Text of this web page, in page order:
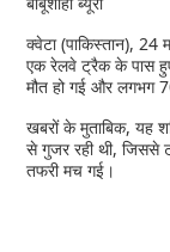
क्वेटा (पाकिस्तान), 24
एक रेलवे ट्रैक के पास
मौत हो गई और लगभग
खबरों के मुताबिक, यह
से गुजर रही थी, जिससे
तफरी मच गई।